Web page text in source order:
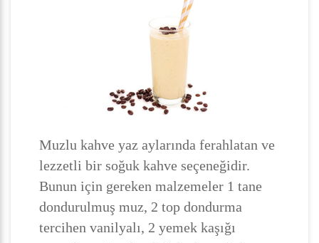
Muzlu kahve yaz aylarında ferahlatan ve
lezzetli bir soğuk kahve seçeneğidir.
Bunun için gereken malzemeler 1 tane
dondurulmuş muz, 2 top dondurma
tercihen vanilyalı, 2 yemek kaşığı